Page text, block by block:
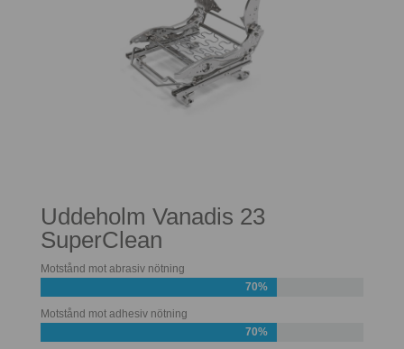
Uddeholm Vanadis 23
SuperClean
Motstånd mot abrasiv nötning
70%
Motstånd mot adhesiv nötning
70%